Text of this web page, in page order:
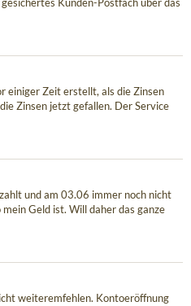
Kunden-Postfach über das
einiger Zeit erstellt, als die Zinsen
Zinsen jetzt gefallen. Der Service
und am 03.06 immer noch nicht
Geld ist. Will daher das ganze
weiteremfehlen. Kontoeröffnung